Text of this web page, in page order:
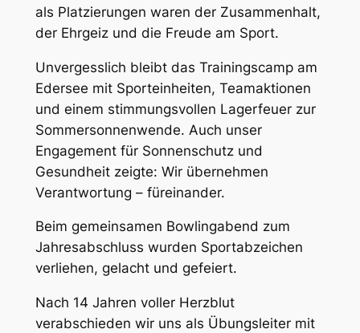
als Platzierungen waren der Zusammenhalt,
der Ehrgeiz und die Freude am Sport.
Unvergesslich bleibt das Trainingscamp am
Edersee mit Sporteinheiten, Teamaktionen
und einem stimmungsvollen Lagerfeuer zur
Sommersonnenwende. Auch unser
Engagement für Sonnenschutz und
Gesundheit zeigte: Wir übernehmen
Verantwortung – füreinander.
Beim gemeinsamen Bowlingabend zum
Jahresabschluss wurden Sportabzeichen
verliehen, gelacht und gefeiert.
Nach 14 Jahren voller Herzblut
verabschieden wir uns als Übungsleiter mit